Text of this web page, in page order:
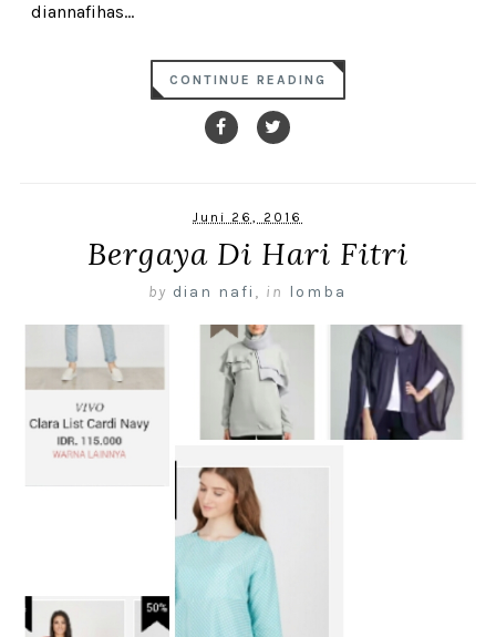
diannafihas...
CONTINUE READING
Juni 26, 2016
Bergaya Di Hari Fitri
by dian nafi , in lomba